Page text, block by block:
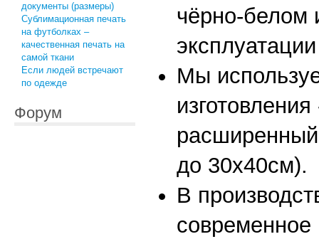
документы (размеры)
Сублимационная печать
на футболках –
качественная печать на
самой ткани
Если людей встречают
по одежде
Форум
чёрно-белом
эксплуатации
Мы
до 30х40см).
В
современное